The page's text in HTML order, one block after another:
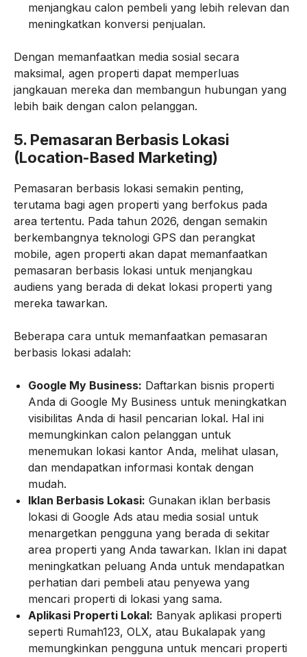
menjangkau calon pembeli yang lebih relevan dan
meningkatkan konversi penjualan.
Dengan memanfaatkan media sosial secara
maksimal, agen properti dapat memperluas
jangkauan mereka dan membangun hubungan yang
lebih baik dengan calon pelanggan.
5. Pemasaran Berbasis Lokasi
(Location-Based Marketing)
Pemasaran berbasis lokasi semakin penting,
terutama bagi agen properti yang berfokus pada
area tertentu. Pada tahun 2026, dengan semakin
berkembangnya teknologi GPS dan perangkat
mobile, agen properti akan dapat memanfaatkan
pemasaran berbasis lokasi untuk menjangkau
audiens yang berada di dekat lokasi properti yang
mereka tawarkan.
Beberapa cara untuk memanfaatkan pemasaran
berbasis lokasi adalah:
Google My Business: Daftarkan bisnis properti
Anda di Google My Business untuk meningkatkan
visibilitas Anda di hasil pencarian lokal. Hal ini
memungkinkan calon pelanggan untuk
menemukan lokasi kantor Anda, melihat ulasan,
dan mendapatkan informasi kontak dengan
mudah.
Iklan Berbasis Lokasi: Gunakan iklan berbasis
lokasi di Google Ads atau media sosial untuk
menargetkan pengguna yang berada di sekitar
area properti yang Anda tawarkan. Iklan ini dapat
meningkatkan peluang Anda untuk mendapatkan
perhatian dari pembeli atau penyewa yang
mencari properti di lokasi yang sama.
Aplikasi Properti Lokal: Banyak aplikasi properti
seperti Rumah123, OLX, atau Bukalapak yang
memungkinkan pengguna untuk mencari properti